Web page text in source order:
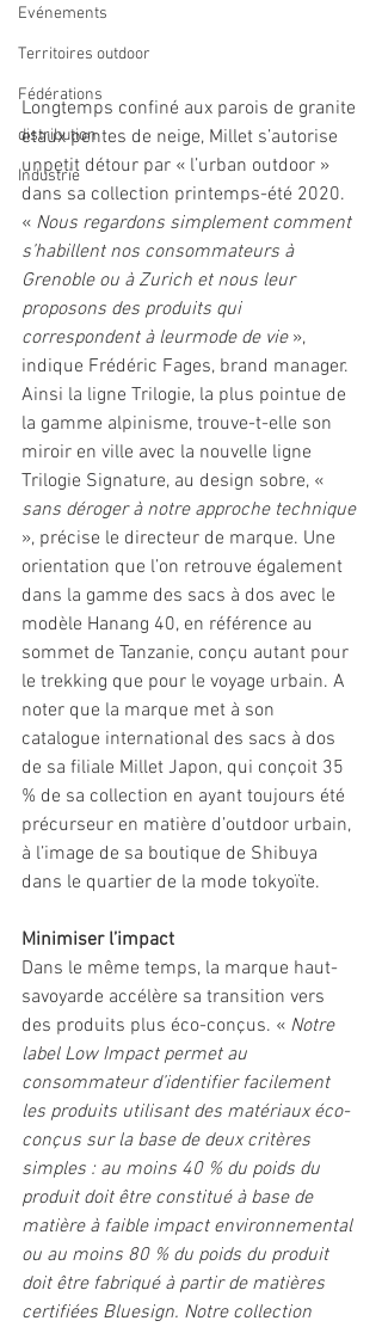
Evénements
Territoires outdoor
Fédérations
distribution
Industrie
Longtemps confiné aux parois de granite
etaux pentes de neige, Millet s’autorise
unpetit détour par « l’urban outdoor »
dans sa collection printemps-été 2020.
« Nous regardons simplement comment
s’habillent nos consommateurs à
Grenoble ou à Zurich et nous leur
proposons des produits qui
correspondent à leurmode de vie »,
indique Frédéric Fages, brand manager.
Ainsi la ligne Trilogie, la plus pointue de
la gamme alpinisme, trouve-t-elle son
miroir en ville avec la nouvelle ligne
Trilogie Signature, au design sobre, «
sans déroger à notre approche technique
», précise le directeur de marque. Une
orientation que l’on retrouve également
dans la gamme des sacs à dos avec le
modèle Hanang 40, en référence au
sommet de Tanzanie, conçu autant pour
le trekking que pour le voyage urbain. A
noter que la marque met à son
catalogue international des sacs à dos
de sa filiale Millet Japon, qui conçoit 35
% de sa collection en ayant toujours été
précurseur en matière d’outdoor urbain,
à l’image de sa boutique de Shibuya
dans le quartier de la mode tokyoïte.
Minimiser l’impact
Dans le même temps, la marque haut-
savoyarde accélère sa transition vers
des produits plus éco-conçus. « Notre
label Low Impact permet au
consommateur d’identifier facilement
les produits utilisant des matériaux éco-
conçus sur la base de deux critères
simples : au moins 40 % du poids du
produit doit être constitué à base de
matière à faible impact environnemental
ou au moins 80 % du poids du produit
doit être fabriqué à partir de matières
certifiées Bluesign. Notre collection